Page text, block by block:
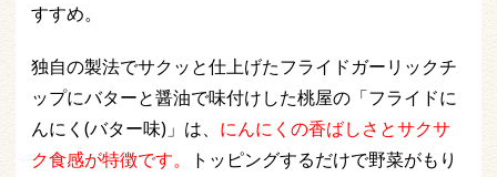
すすめ。
独自の製法でサクッと仕上げたフライドガーリックチ
ップにバターと醤油で味付けした桃屋の「フライドに
んにく(バター味)」は、 にんにくの香ばしさとサクサ
ク食感が特徴です。
トッピングするだけで野菜がもり